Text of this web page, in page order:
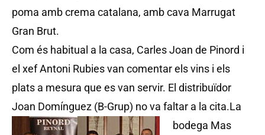
poma amb crema catalana, amb cava Marrugat
Gran Brut.
Com és habitual a la casa, Carles Joan de Pinord i
el xef Antoni Rubies van comentar els vins i els
plats a mesura que es van servir. El distribuïdor
Joan Domínguez (B-Grup) no va faltar a la cita.La
bodega Mas